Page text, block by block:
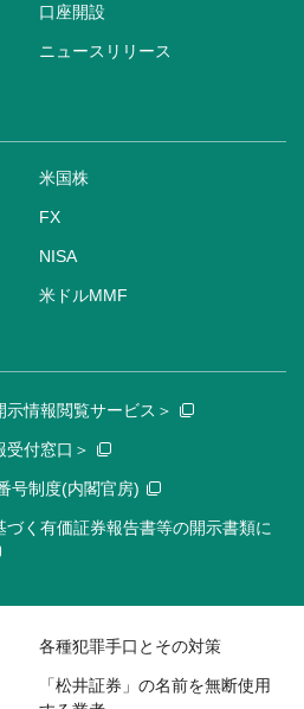
口座開設
ニュースリリース
米国株
FX
NISA
米ドルMMF
情報閲覧サービス＞
付窓口＞
号制度(内閣官房)
く有価証券報告書等の開示書類に
各種犯罪手口とその対策
「松井証券」の名前を無断使用